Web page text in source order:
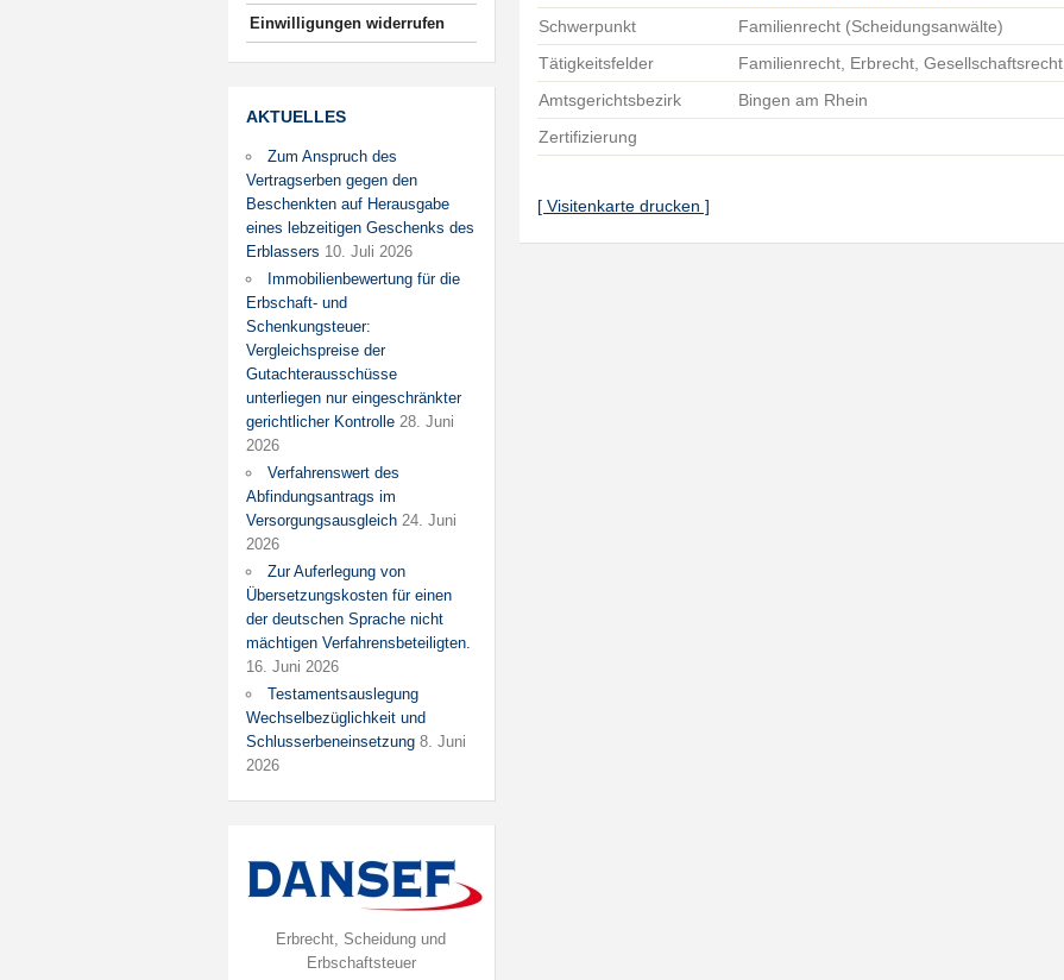
Einwilligungen widerrufen
AKTUELLES
Zum Anspruch des
Vertragserben gegen den
Beschenkten auf Herausgabe
eines lebzeitigen Geschenks des
Erblassers 10. Juli 2026
Immobilienbewertung für die
Erbschaft- und
Schenkungsteuer:
Vergleichspreise der
Gutachterausschüsse
unterliegen nur eingeschränkter
gerichtlicher Kontrolle 28. Juni
2026
Verfahrenswert des
Abfindungsantrags im
Versorgungsausgleich 24. Juni
2026
Zur Auferlegung von
Übersetzungskosten für einen
der deutschen Sprache nicht
mächtigen Verfahrensbeteiligten.
16. Juni 2026
Testamentsauslegung
Wechselbezüglichkeit und
Schlusserbeneinsetzung 8. Juni
2026
Erbrecht, Scheidung und
Erbschaftsteuer
Schwerpunkt
Familienrecht (Scheidungsanwälte)
Tätigkeitsfelder
Familienrecht, Erbrecht, Gesellschaftsrecht
Amtsgerichtsbezirk
Bingen am Rhein
Zertifizierung
[ Visitenkarte drucken ]